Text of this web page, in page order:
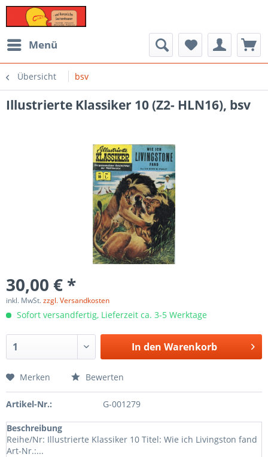
Menü
Übersicht bsv
Illustrierte Klassiker 10 (Z2- HLN16), bsv
30,00 € *
inkl. MwSt.zzgl. Versandkosten
Sofort versandfertig, Lieferzeit ca. 3-5 Werktage
In den Warenkorb
Merken Bewerten
Artikel-Nr.: G-001279
Beschreibung
Reihe/Nr: Illustrierte Klassiker 10 Titel: Wie ich Livingston fand
Art-Nr.:...